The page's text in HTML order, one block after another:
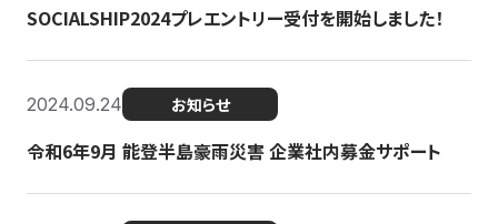
SOCIALSHIP2024プレエントリー受付を開始しました！
2024.09.24 お知らせ
令和6年9月 能登半島豪雨災害 企業社内募金サポート